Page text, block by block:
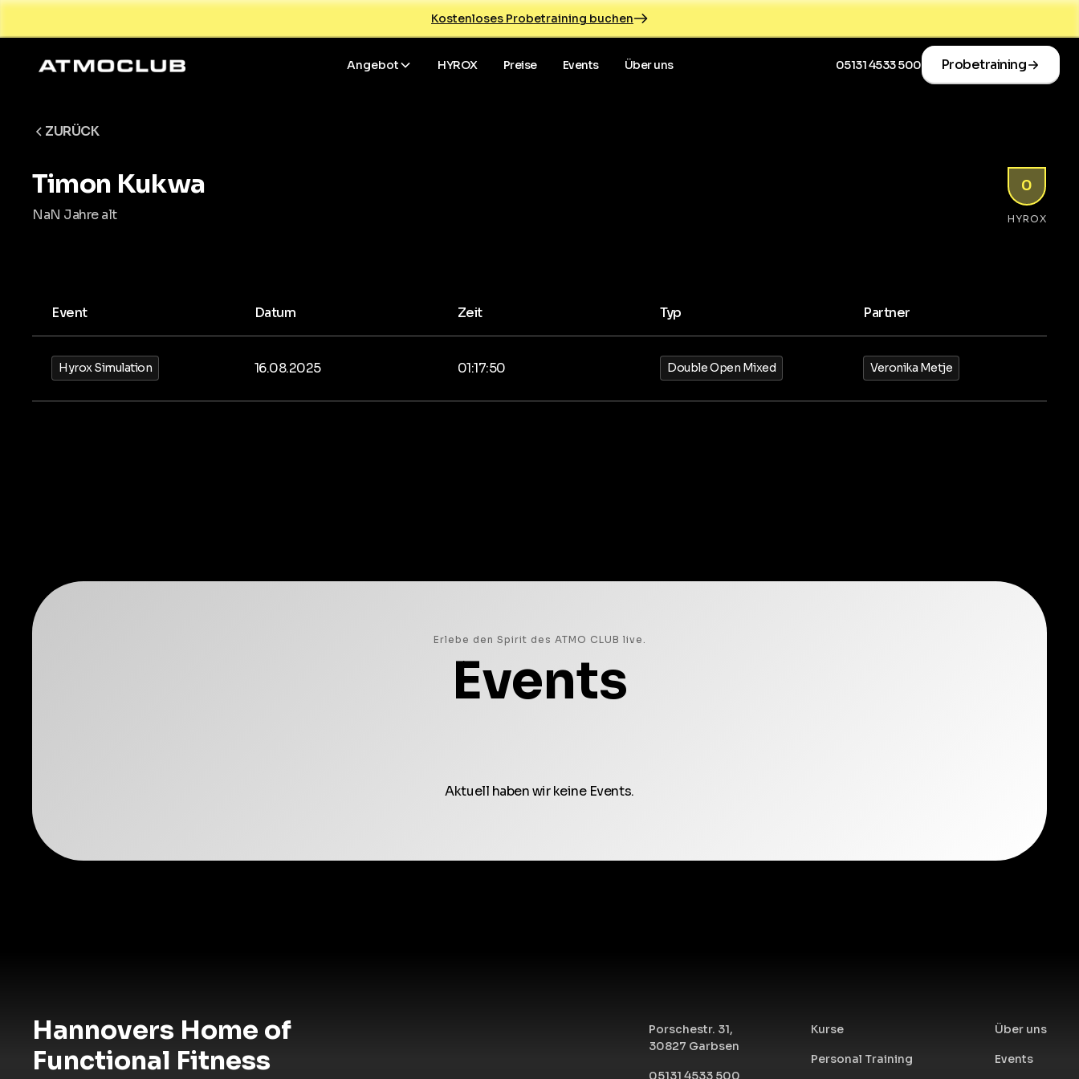
Kostenloses Probetraining buchen
Angebot HYROX Preise Events Über uns 05131 4533 500 Probetraining
ZURÜCK
Timon Kukwa
NaN Jahre alt
0
HYROX
Event Datum Zeit Typ Partner
Hyrox Simulation 16.08.2025 01:17:50 Double Open Mixed Veronika Metje
Erlebe den Spirit des ATMO CLUB live.
Events
Aktuell haben wir keine Events.
Hannovers Home of
Functional Fitness
Porschestr. 31,
30827 Garbsen
05131 4533 500
Kurse
Personal Training
Über uns
Events